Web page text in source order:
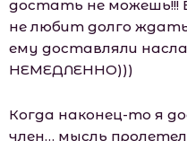
достать не можешь!!!
не любит долго
ему доставляли
НЕМЕДЛЕННО)))
Когда наконец-то я
член… мысль